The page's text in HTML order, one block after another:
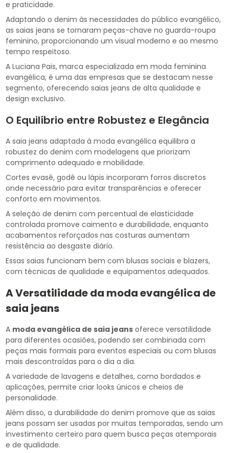
e praticidade.
Adaptando o denim às necessidades do público evangélico,
as saias jeans se tornaram peças-chave no guarda-roupa
feminino, proporcionando um visual moderno e ao mesmo
tempo respeitoso.
A Luciana Pais, marca especializada em moda feminina
evangélica, é uma das empresas que se destacam nesse
segmento, oferecendo saias jeans de alta qualidade e
design exclusivo.
O Equilíbrio entre Robustez e Elegância
A saia jeans adaptada à moda evangélica equilibra a
robustez do denim com modelagens que priorizam
comprimento adequado e mobilidade.
Cortes evasê, godê ou lápis incorporam forros discretos
onde necessário para evitar transparências e oferecer
conforto em movimentos.
A seleção de denim com percentual de elasticidade
controlada promove caimento e durabilidade, enquanto
acabamentos reforçados nas costuras aumentam
resistência ao desgaste diário.
Essas saias funcionam bem com blusas sociais e blazers,
com técnicas de qualidade e equipamentos adequados.
A Versatilidade da moda evangélica de
saia jeans
A moda evangélica de saia jeans oferece versatilidade
para diferentes ocasiões, podendo ser combinada com
peças mais formais para eventos especiais ou com blusas
mais descontraídas para o dia a dia.
A variedade de lavagens e detalhes, como bordados e
aplicações, permite criar looks únicos e cheios de
personalidade.
Além disso, a durabilidade do denim promove que as saias
jeans possam ser usadas por muitas temporadas, sendo um
investimento certeiro para quem busca peças atemporais
e de qualidade.